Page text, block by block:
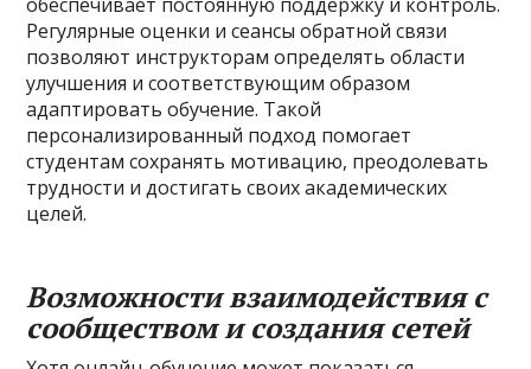
Регулярные оценки и сеансы обратной связи
позволяют инструкторам определять области
улучшения и соответствующим образом
адаптировать обучение. Такой
персонализированный подход помогает
студентам сохранять мотивацию, преодолевать
трудности и достигать своих академических
целей.
Возможности взаимодействия с
сообществом и создания сетей